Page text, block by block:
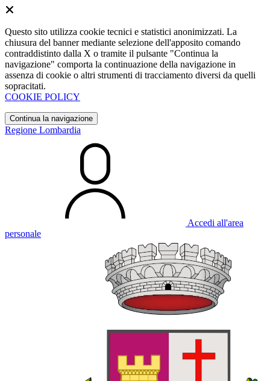
Questo sito utilizza cookie tecnici e statistici anonimizzati. La
chiusura del banner mediante selezione dell'apposito comando
contraddistinto dalla X o tramite il pulsante "Continua la
navigazione" comporta la continuazione della navigazione in
assenza di cookie o altri strumenti di tracciamento diversi da quelli
sopracitati.
COOKIE POLICY
Continua la navigazione
Regione Lombardia
Accedi all'area
personale